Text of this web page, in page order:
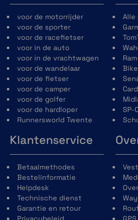
Dekking vanuit alle hoeken
Neem gelijktijdig beelden op van
met deGarmin Varia™
achterlicht, zodat deze
verkeer voor je van de Varia Vue
gegevensoverlays toevoegen.
Jij fietst, de Garmin
voor de motorrijder
voor de sporter
voor de racefietser
voor in de auto
voor in de vrachtwagen
voor de wandelaar
voor de fietser
voor de camper
voor de golfer
voor de hardloper
Runnersworld Twente
Alle
SP-
Klantenservice
Betaalmethodes
Bestelinformatie
Helpdesk
Technische dienst
Garantie en retour